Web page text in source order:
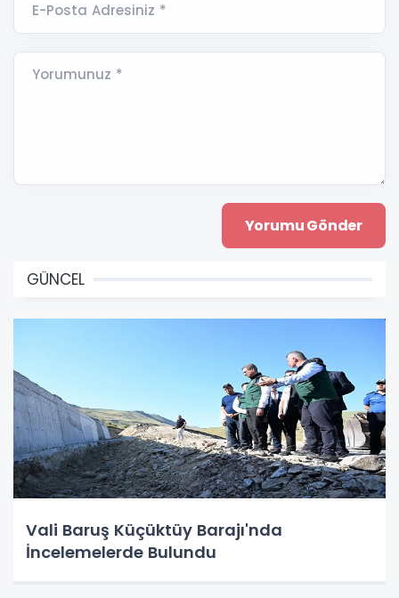
E-Posta Adresiniz *
Yorumunuz *
GÜNCEL
Vali Baruş Küçüktüy Barajı'nda
İncelemelerde Bulundu